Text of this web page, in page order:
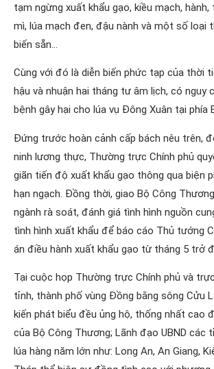
tạm ngừng xuất khẩu gạo, kiều mạch,
mì, lúa mạch đen, đậu nành và một số loại
biến sẵn…
Cùng với đó là diễn biến phức tạp của thời
hậu và nhuận hai tháng tư âm lịch, có nguy
bệnh gây hại cho lúa vụ Đông Xuân tại phía
Đứng trước hoàn cảnh cấp bách nêu trên,
ninh lương thực, Thường trực Chính phủ
giãn tiến độ xuất khẩu gạo thông qua biện
hạn ngạch. Đồng thời, giao Bộ Công
ngành rà soát, đánh giá tình hình nguồn
tình hình xuất khẩu để báo cáo Thủ tướng
án điều hành xuất khẩu gạo từ tháng 5 trở
Tại cuộc họp Thường trực Chính phủ và
tỉnh, thành phố vùng Đồng bằng sông Cửu
kiến phát biểu đều ủng hộ, thống nhất cao
của Bộ Công Thương; Lãnh đạo UBND các
lúa hàng năm lớn như: Long An, An Giang,